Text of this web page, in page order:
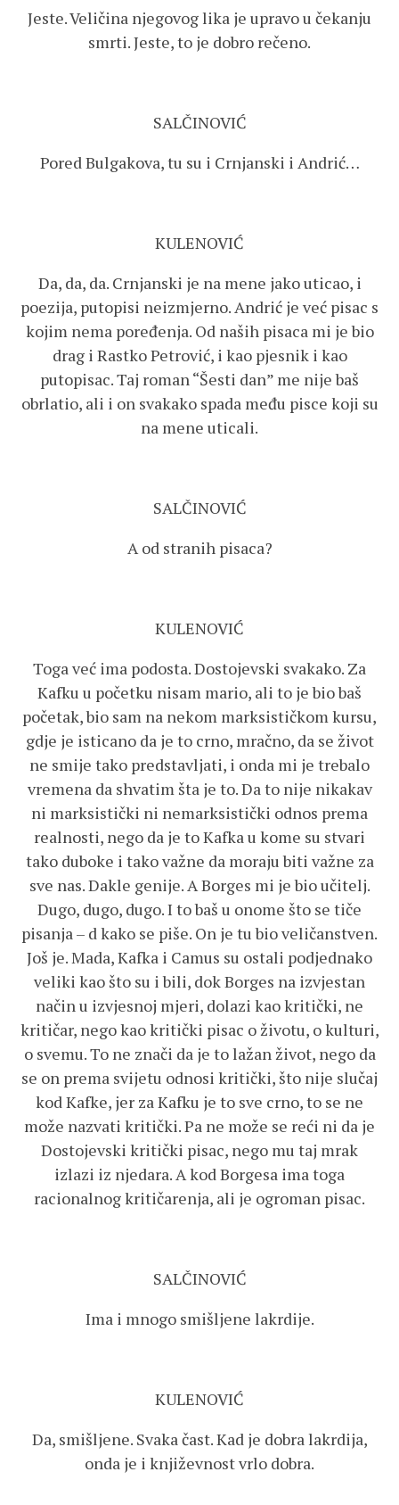
Jeste. Veličina njegovog lika je upravo u čekanju
smrti. Jeste, to je dobro rečeno.
SALČINOVIĆ
Pored Bulgakova, tu su i Crnjanski i Andrić…
KULENOVIĆ
Da, da, da. Crnjanski je na mene jako uticao, i
poezija, putopisi neizmjerno. Andrić je već pisac s
kojim nema poređenja. Od naših pisaca mi je bio
drag i Rastko Petrović, i kao pjesnik i kao
putopisac. Taj roman “Šesti dan” me nije baš
obrlatio, ali i on svakako spada među pisce koji su
na mene uticali.
SALČINOVIĆ
A od stranih pisaca?
KULENOVIĆ
Toga već ima podosta. Dostojevski svakako. Za
Kafku u početku nisam mario, ali to je bio baš
početak, bio sam na nekom marksističkom kursu,
gdje je isticano da je to crno, mračno, da se život
ne smije tako predstavljati, i onda mi je trebalo
vremena da shvatim šta je to. Da to nije nikakav
ni marksistički ni nemarksistički odnos prema
realnosti, nego da je to Kafka u kome su stvari
tako duboke i tako važne da moraju biti važne za
sve nas. Dakle genije. A Borges mi je bio učitelj.
Dugo, dugo, dugo. I to baš u onome što se tiče
pisanja – d kako se piše. On je tu bio veličanstven.
Još je. Mada, Kafka i Camus su ostali podjednako
veliki kao što su i bili, dok Borges na izvjestan
način u izvjesnoj mjeri, dolazi kao kritički, ne
kritičar, nego kao kritički pisac o životu, o kulturi,
o svemu. To ne znači da je to lažan život, nego da
se on prema svijetu odnosi kritički, što nije slučaj
kod Kafke, jer za Kafku je to sve crno, to se ne
može nazvati kritički. Pa ne može se reći ni da je
Dostojevski kritički pisac, nego mu taj mrak
izlazi iz njedara. A kod Borgesa ima toga
racionalnog kritičarenja, ali je ogroman pisac.
SALČINOVIĆ
Ima i mnogo smišljene lakrdije.
KULENOVIĆ
Da, smišljene. Svaka čast. Kad je dobra lakrdija,
onda je i književnost vrlo dobra.